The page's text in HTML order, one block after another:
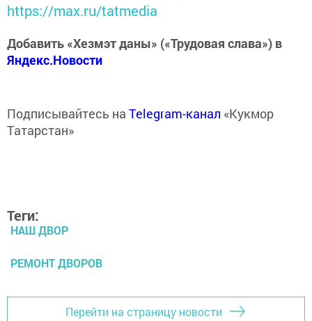
https://max.ru/tatmedia
Добавить «Хезмэт даны» («Трудовая слава») в
Яндекс.Новости
Подписывайтесь на Telegram-канал «Кукмор
Татарстан»
Теги:
НАШ ДВОР
РЕМОНТ ДВОРОВ
Перейти на страницу новости